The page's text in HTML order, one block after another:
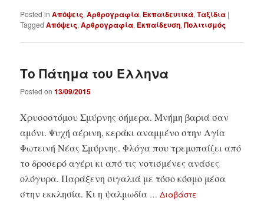
Posted in Απόψεις,Αρθρογραφία, Εκπαιδευτικά,Ταξίδια |
Tagged Απόψεις,Αρθρογραφία, Εκπαίδευση,Πολιτισμός
Το Πάτημα του Έλληνα
Posted on13/09/2015
Χρυσοστόμου Σμύρνης σήμερα. Μνήμη βαριά σαν
αμόνι. Ψυχή αέρινη, κεράκι αναμμένο στην Αγία
Φωτεινή Νέας Σμύρνης. Φλόγα που τρεμοπαίζει από
το δροσερό αγέρι κι από τις νοτισμένες ανάσες
ολόγυρα. Παράξενη σιγαλιά με τόσο κόσμο μέσα
στην εκκλησία. Κι η ψαλμωδία …Διαβάστε